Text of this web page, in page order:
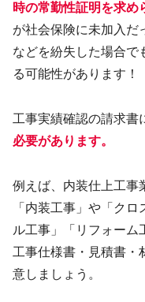
時の常勤性証明を求め
が社会保険に未加入だ
などを紛失した場合で
る可能性があります！
工事実績確認の請求書
必要があります。
例えば、内装仕上工事
「内装工事」や「ク
ル工事」「リフォーム
工事仕様書・見積書・
意しましょう。